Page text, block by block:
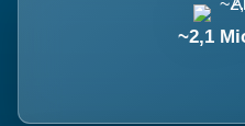
~2,1